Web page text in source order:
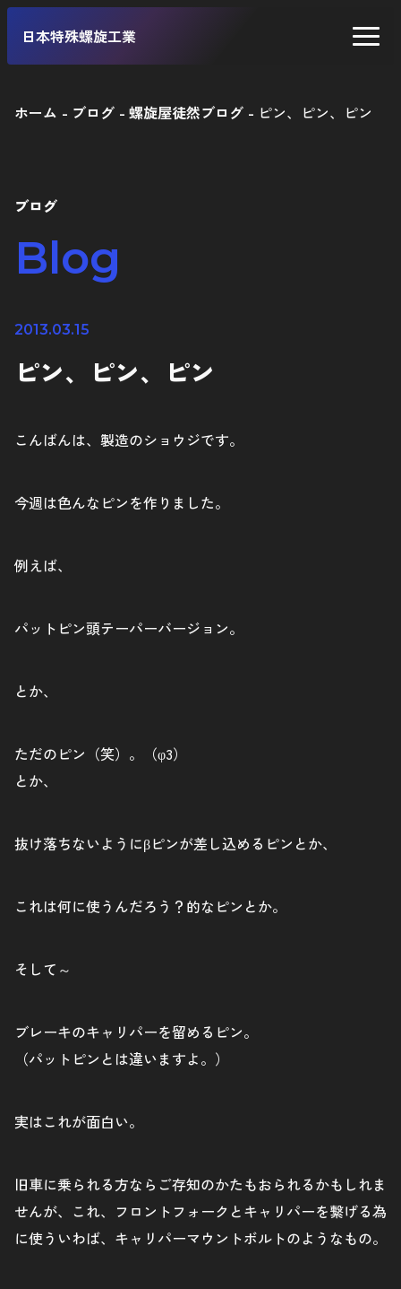
日本特殊螺旋工業
工業製品
ホーム ブログ 螺旋屋徒然ブログ ピン、ピン、ピン
ブログ
Blog
2013.03.15
ピン、ピン、ピン
こんばんは、製造のショウジです。
今週は色んなピンを作りました。
例えば、
パットピン頭テーパーバージョン。
とか、
ただのピン（笑）。（φ3）
とか、
抜け落ちないようにβピンが差し込めるピンとか、
これは何に使うんだろう？的なピンとか。
そして～
ブレーキのキャリパーを留めるピン。
（パットピンとは違いますよ。）
実はこれが面白い。
旧車に乗られる方ならご存知のかたもおられるかもしれま
せんが、これ、フロントフォークとキャリパーを繋げる為
に使ういわば、キャリパーマウントボルトのようなもの。